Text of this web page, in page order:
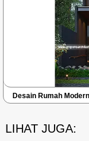
Desain Rumah
LIHAT JUGA: